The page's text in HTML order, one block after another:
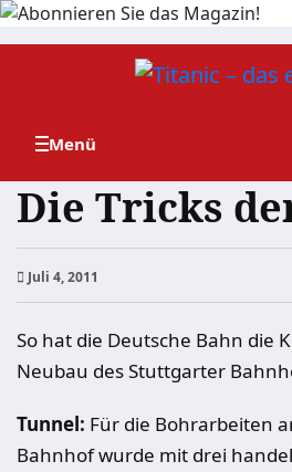
Zum
Die Tricks
Juli 4, 2011
So hat die Deutsche Bahn die
Neubau des Stuttgarter
Tunnel: Für die Bohrarbeiten
Bahnhof wurde mit drei